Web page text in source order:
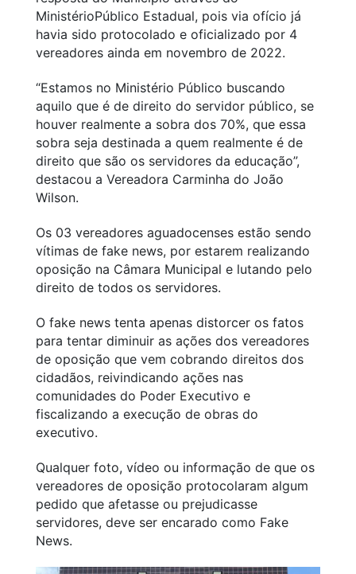
MinistérioPúblico Estadual, pois via ofício já
havia sido protocolado e oficializado por 4
vereadores ainda em novembro de 2022.
“Estamos no Ministério Público buscando
aquilo que é de direito do servidor público, se
houver realmente a sobra dos 70%, que essa
sobra seja destinada a quem realmente é de
direito que são os servidores da educação”,
destacou a Vereadora Carminha do João
Wilson.
Os 03 vereadores aguadocenses estão sendo
vítimas de fake news, por estarem realizando
oposição na Câmara Municipal e lutando pelo
direito de todos os servidores.
O fake news tenta apenas distorcer os fatos
para tentar diminuir as ações dos vereadores
de oposição que vem cobrando direitos dos
cidadãos, reivindicando ações nas
comunidades do Poder Executivo e
fiscalizando a execução de obras do
executivo.
Qualquer foto, vídeo ou informação de que os
vereadores de oposição protocolaram algum
pedido que afetasse ou prejudicasse
servidores, deve ser encarado como Fake
News.